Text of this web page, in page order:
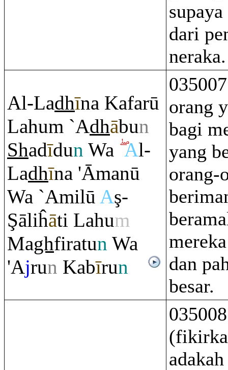
dari
neraka.
Al-Ladhīna Kafarū
Lahum `Adhābun
Shadīdun Wa Al-
Ladhīna 'Āmanū
Wa `Amilū Aş-
Şāliĥāti Lahum
Maghfiratun Wa
'Ajrun Kabīrun
orang
bagi
yang
orang-
dan
besar.